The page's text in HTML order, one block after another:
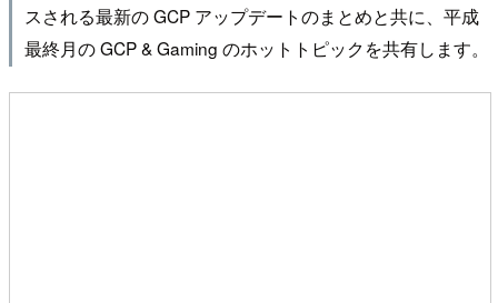
スされる最新の GCP アップデートのまとめと共に、平成
最終月の GCP & Gaming のホットトピックを共有します。